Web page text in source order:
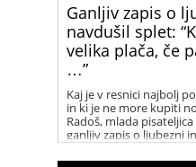
Ganljiv zapis o
navdušil splet:
velika plača, če
…”
Kaj je v resnici najbolj
in ki je ne more kupiti
Radoš, mlada
ganljiv zapis o ljubezni
hitro razširil po spletu